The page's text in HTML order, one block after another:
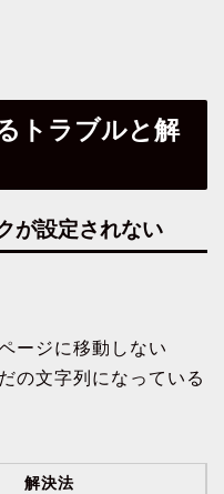
トラブルと解
が設定されない
ージに移動しない
の文字列になっている
解決法